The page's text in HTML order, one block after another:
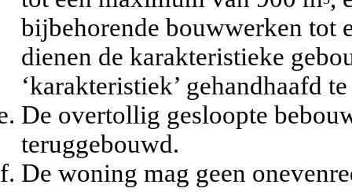
bijbehorende bouwwerken tot
dienen de karakteristieke
‘karakteristiek’ gehandhaafd
De overtollig gesloopte
teruggebouwd.
De woning mag geen